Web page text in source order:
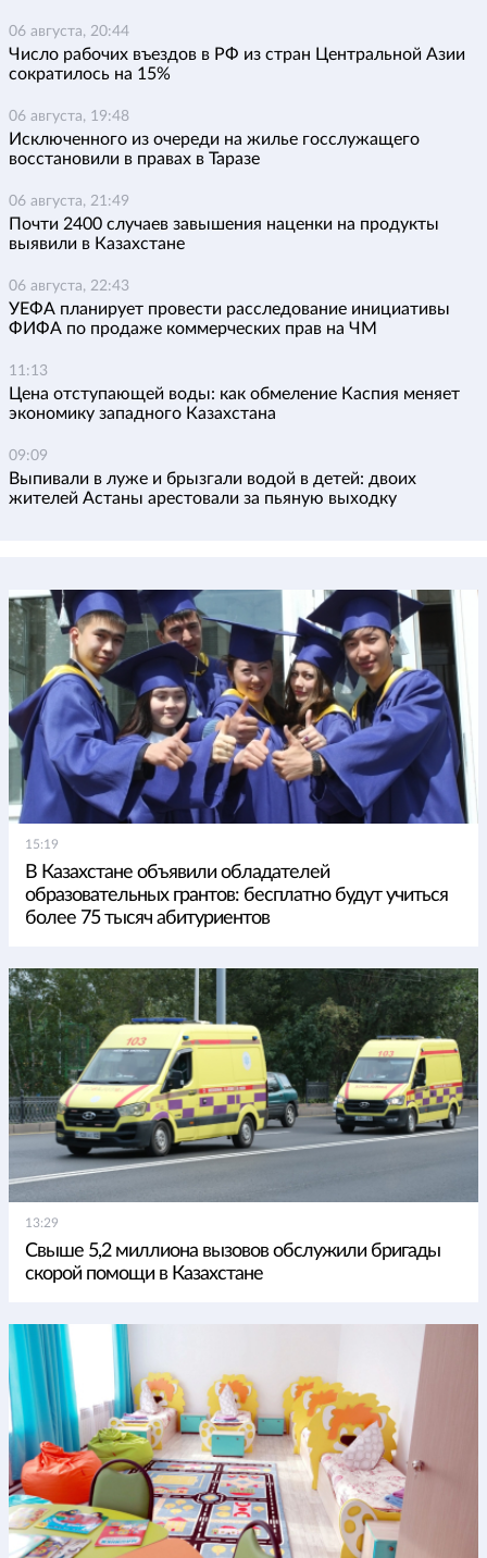
06 августа, 20:44
Число рабочих въездов в РФ из стран Центральной Азии
сократилось на 15%
06 августа, 19:48
Исключенного из очереди на жилье госслужащего
восстановили в правах в Таразе
06 августа, 21:49
Почти 2400 случаев завышения наценки на продукты
выявили в Казахстане
06 августа, 22:43
УЕФА планирует провести расследование инициативы
ФИФА по продаже коммерческих прав на ЧМ
11:13
Цена отступающей воды: как обмеление Каспия меняет
экономику западного Казахстана
09:09
Выпивали в луже и брызгали водой в детей: двоих
жителей Астаны арестовали за пьяную выходку
15:19
В Казахстане объявили обладателей
образовательных грантов: бесплатно будут учиться
более 75 тысяч абитуриентов
13:29
Свыше 5,2 миллиона вызовов обслужили бригады
скорой помощи в Казахстане